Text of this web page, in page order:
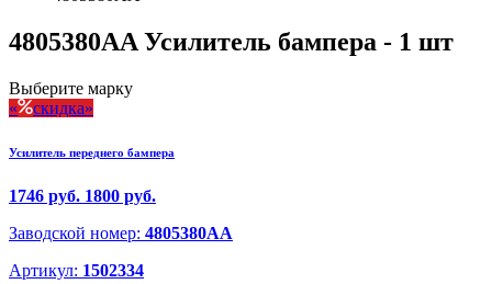
4805380AA Усилитель бампера - 1 шт
Выберите марку
скидка
Усилитель переднего бампера
1746 руб. 1800 руб.
Заводской номер: 4805380AA
Артикул: 1502334